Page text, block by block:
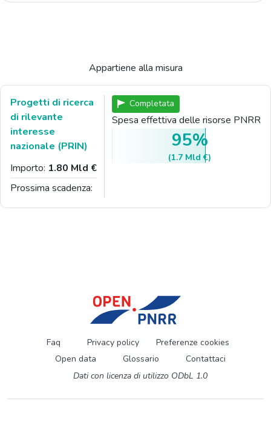
Appartiene alla misura
Progetti di ricerca
di rilevante
interesse
nazionale (PRIN)
Importo: 1.80 Mld €
Prossima scadenza:
Completata
Spesa effettiva delle risorse PNRR
95%
(1.7 Mld €)
Faq Privacy policy
Preferenze cookies
Open data
Glossario
Contattaci
Dati con licenza di utilizzo ODbL 1.0